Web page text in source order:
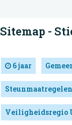
Sitemap -
6 jaar
Steunmaatregelen
Veiligheidsregio